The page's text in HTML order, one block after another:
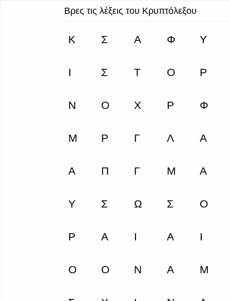
Βρες τις λέξεις του Κρυπτόλεξου